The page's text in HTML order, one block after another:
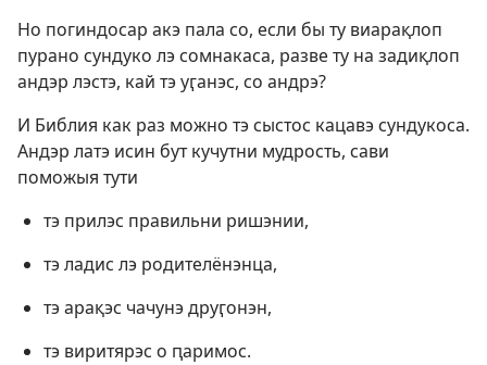
Но погиндосар акэ пала со, если бы ту виарақлоп
пурано сундуко лэ сомнакаса, разве ту на задиқлоп
андэр лэстэ, кай тэ уӷанэс, со андрэ?
И Библия как раз можно тэ сыстос кацавэ сундукоса.
Андэр латэ исин бут кучутни мудрость, сави
поможыя тути
тэ прилэс правильни ришэнии,
тэ ладис лэ родителёнэнца,
тэ арақэс чачунэ друӷонэн,
тэ виритярэс о ԥаримос.